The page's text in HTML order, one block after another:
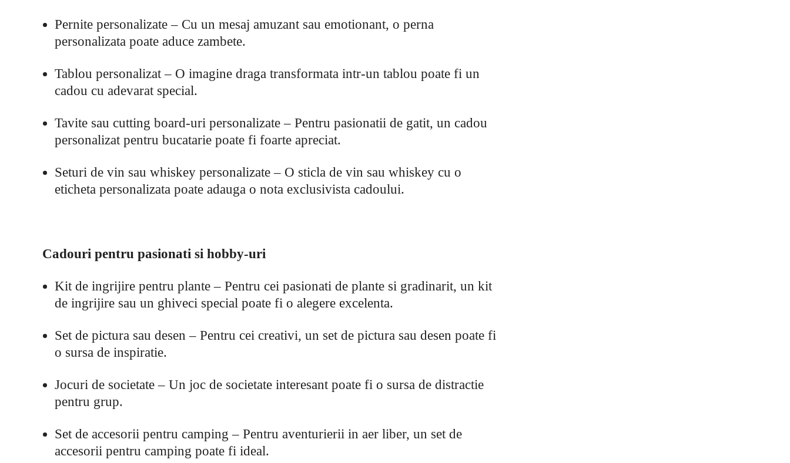
Pernite personalizate – Cu un mesaj amuzant sau emotionant, o perna
personalizata poate aduce zambete.
Tablou personalizat – O imagine draga transformata intr-un tablou poate fi un
cadou cu adevarat special.
Tavite sau cutting board-uri personalizate – Pentru pasionatii de gatit, un cadou
personalizat pentru bucatarie poate fi foarte apreciat.
Seturi de vin sau whiskey personalizate – O sticla de vin sau whiskey cu o
eticheta personalizata poate adauga o nota exclusivista cadoului.
Cadouri pentru pasionati si hobby-uri
Kit de ingrijire pentru plante – Pentru cei pasionati de plante si gradinarit, un kit
de ingrijire sau un ghiveci special poate fi o alegere excelenta.
Set de pictura sau desen – Pentru cei creativi, un set de pictura sau desen poate fi
o sursa de inspiratie.
Jocuri de societate – Un joc de societate interesant poate fi o sursa de distractie
pentru grup.
Set de accesorii pentru camping – Pentru aventurierii in aer liber, un set de
accesorii pentru camping poate fi ideal.